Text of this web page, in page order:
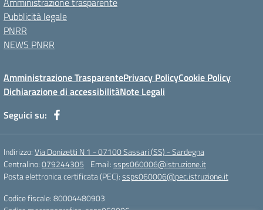
Pubblicità legale
PNRR
NEWS PNRR
Amministrazione TrasparentePrivacy PolicyCookie Policy
Dichiarazione di accessibilitàNote Legali
Seguici su:
Indirizzo:Via Donizetti N 1 - 07100 Sassari (SS) - Sardegna
Centralino:079244305 Email:ssps060006@istruzione.it
Posta elettronica certificata (PEC):ssps060006@pec.istruzione.it
Codice fiscale: 80004480903